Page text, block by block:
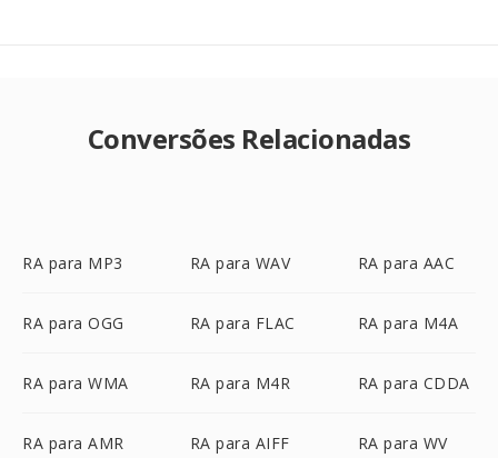
Conversões Relacionadas
RA para MP3 RA para WAV RA para AAC
RA para OGG RA para FLAC RA para M4A
RA para WMA RA para M4R RA para CDDA
RA para AMR RA para AIFF RA para WV